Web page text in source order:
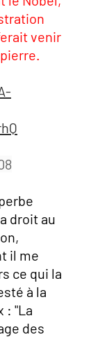
venir
droit au
il me
ce qui la
à la
: "La
des